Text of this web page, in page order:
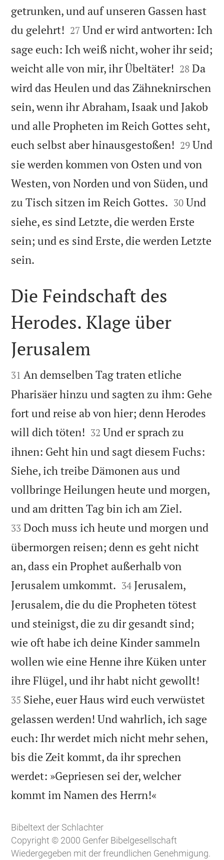
getrunken, und auf unseren Gassen hast
du gelehrt! 

27 Und er wird antworten: Ich
sage euch: Ich weiß nicht, woher ihr seid;
weicht alle von mir, ihr Übeltäter! 

28 Da
wird das Heulen und das Zähneknirschen
sein, wenn ihr Abraham, Isaak und Jakob
und alle Propheten im Reich Gottes seht,
euch selbst aber hinausgestoßen! 

29 Und
sie werden kommen von Osten und von
Westen, von Norden und von Süden, und
zu Tisch sitzen im Reich Gottes. 

30 Und
siehe, es sind Letzte, die werden Erste
sein; und es sind Erste, die werden Letzte
sein.

Die Feindschaft des
Herodes. Klage über
Jerusalem

31 An demselben Tag traten etliche
Pharisäer hinzu und sagten zu ihm: Gehe
fort und reise ab von hier; denn Herodes
will dich töten! 

32 Und er sprach zu
ihnen: Geht hin und sagt diesem Fuchs:
Siehe, ich treibe Dämonen aus und
vollbringe Heilungen heute und morgen,
und am dritten Tag bin ich am Ziel.
33 Doch muss ich heute und morgen und
übermorgen reisen; denn es geht nicht
an, dass ein Prophet außerhalb von
Jerusalem umkommt. 

34 Jerusalem,
Jerusalem, die du die Propheten tötest
und steinigst, die zu dir gesandt sind;
wie oft habe ich deine Kinder sammeln
wollen wie eine Henne ihre Küken unter
ihre Flügel, und ihr habt nicht gewollt!
35 Siehe, euer Haus wird euch verwüstet
gelassen werden! Und wahrlich, ich sage
euch: Ihr werdet mich nicht mehr sehen,
bis die Zeit kommt, da ihr sprechen
werdet: »Gepriesen sei der, welcher
kommt im Namen des Herrn!«
Bibeltext der Schlachter
Copyright © 2000 Genfer Bibelgesellschaft
Wiedergegeben mit der freundlichen Genehmigung.